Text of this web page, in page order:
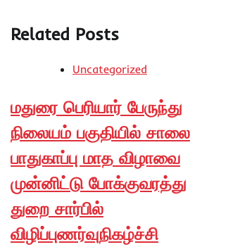
Related Posts
Uncategorized
மதுரை பெரியார் பேருந்து
நிலையம் பகுதியில் சாலை
பாதுகாப்பு மாத விழாவை
முன்னிட்டு போக்குவரத்து
துறை சார்பில்
விழிப்புணர்வுநிகழ்ச்சி